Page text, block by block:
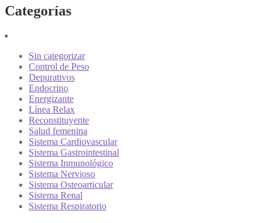
Categorías
Sin categorizar
Control de Peso
Depurativos
Endocrino
Energizante
Línea Relax
Reconstituyente
Salud femenina
Sistema Cardiovascular
Sistema Gastrointestinal
Sistema Inmunológico
Sistema Nervioso
Sistema Osteoarticular
Sistema Renal
Sistema Respiratorio